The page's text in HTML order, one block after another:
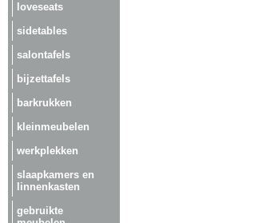
loveseats
sidetables
salontafels
bijzettafels
barkrukken
kleinmeubelen
werkplekken
slaapkamers en
linnenkasten
gebruikte